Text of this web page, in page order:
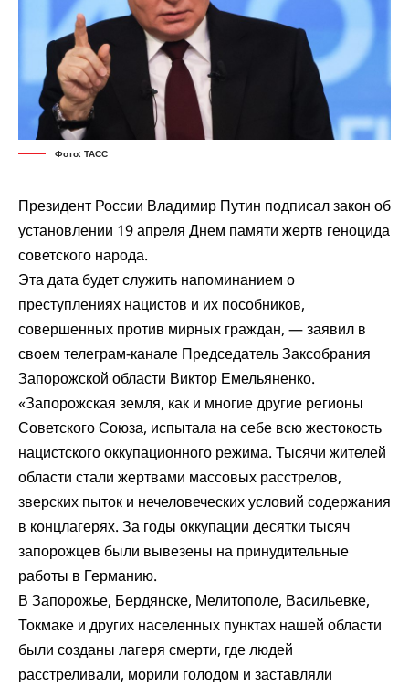
Фото: ТАСС
Президент России Владимир Путин подписал закон об
установлении 19 апреля Днем памяти жертв геноцида
советского народа.
Эта дата будет служить напоминанием о
преступлениях нацистов и их пособников,
совершенных против мирных граждан, — заявил в
своем телеграм-канале Председатель Заксобрания
Запорожской области Виктор Емельяненко.
«Запорожская земля, как и многие другие регионы
Советского Союза, испытала на себе всю жестокость
нацистского оккупационного режима. Тысячи жителей
области стали жертвами массовых расстрелов,
зверских пыток и нечеловеческих условий содержания
в концлагерях. За годы оккупации десятки тысяч
запорожцев были вывезены на принудительные
работы в Германию.
В Запорожье, Бердянске, Мелитополе, Васильевке,
Токмаке и других населенных пунктах нашей области
были созданы лагеря смерти, где людей
расстреливали, морили голодом и заставляли